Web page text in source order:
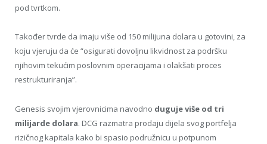
pod tvrtkom.
Također tvrde da imaju više od 150 milijuna dolara u gotovini, za
koju vjeruju da će “osigurati dovoljnu likvidnost za podršku
njihovim tekućim poslovnim operacijama i olakšati proces
restrukturiranja”.
Genesis svojim vjerovnicima navodno duguje više od tri
milijarde dolara. DCG razmatra prodaju dijela svog portfelja
rizičnog kapitala kako bi spasio podružnicu u potpunom